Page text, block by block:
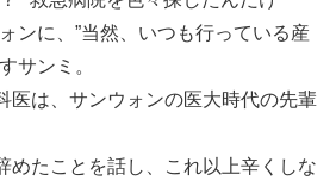
ンに、”当然、いつも行っている産
サンミ。
医は、サンウォンの医大時代の先輩
めたことを話し、これ以上辛くしな